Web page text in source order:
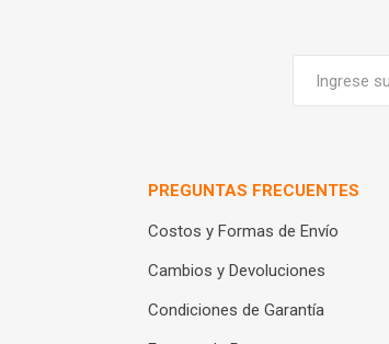
PREGUNTAS FRECUENTES
Costos y Formas de Envío
Cambios y Devoluciones
Condiciones de Garantía